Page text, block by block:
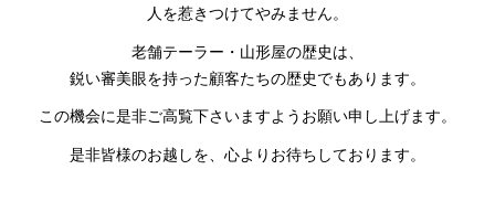
人を惹きつけてやみません。
老舗テーラー・山形屋の歴史は、
鋭い審美眼を持った顧客たちの歴史でもあります。
この機会に是非ご高覧下さいますようお願い申し上げます。
是非皆様のお越しを、心よりお待ちしております。